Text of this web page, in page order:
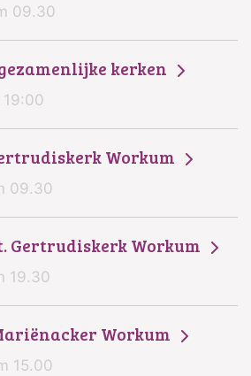
09.30
kerken
19:00
Workum
09.30
Gertrudiskerk Workum
19.30
Workum
15.00